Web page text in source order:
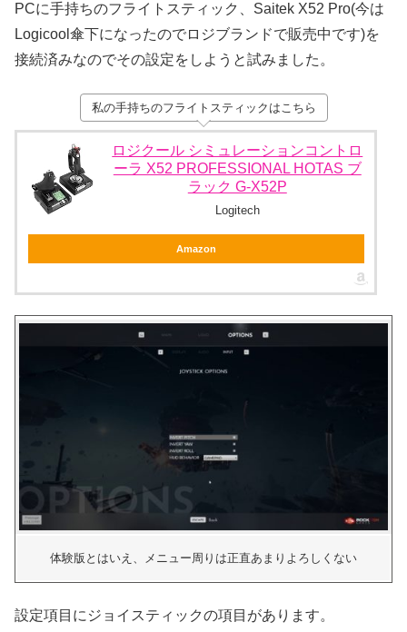
PCに手持ちのフライトスティック、Saitek X52 Pro(今は
Logicool傘下になったのでロジブランドで販売中です)を
接続済みなのでその設定をしようと試みました。
私の手持ちのフライトスティックはこちら
ロジクール シミュレーションコントロ
ーラ X52 PROFESSIONAL HOTAS ブ
ラック G-X52P
Logitech
Amazon
体験版とはいえ、メニュー周りは正直あまりよろしくない
設定項目にジョイスティックの項目があります。